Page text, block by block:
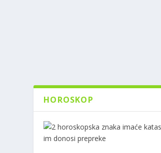
HOROSKOP